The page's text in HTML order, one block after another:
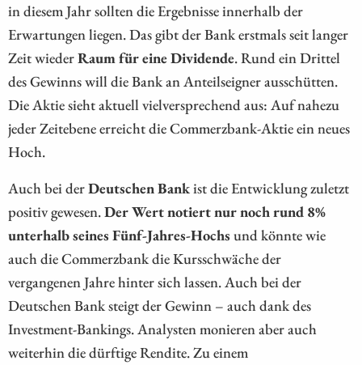
in diesem Jahr sollten die Ergebnisse innerhalb der
Erwartungen liegen. Das gibt der Bank erstmals seit langer
Zeit wiederRaum für eine Dividende. Rund ein Drittel
des Gewinns will die Bank an Anteilseigner ausschütten.
Die Aktie sieht aktuell vielversprechend aus: Auf nahezu
jeder Zeitebene erreicht die Commerzbank-Aktie ein neues
Hoch.
Auch bei derDeutschen Bankist die Entwicklung zuletzt
positiv gewesen.Der Wert notiert nur noch rund 8%
unterhalb seines Fünf-Jahres-Hochs und könnte wie
auch die Commerzbank die Kursschwäche der
vergangenen Jahre hinter sich lassen. Auch bei der
Deutschen Bank steigt der Gewinn – auch dank des
Investment-Bankings. Analysten monieren aber auch
weiterhin die dürftige Rendite. Zu einem